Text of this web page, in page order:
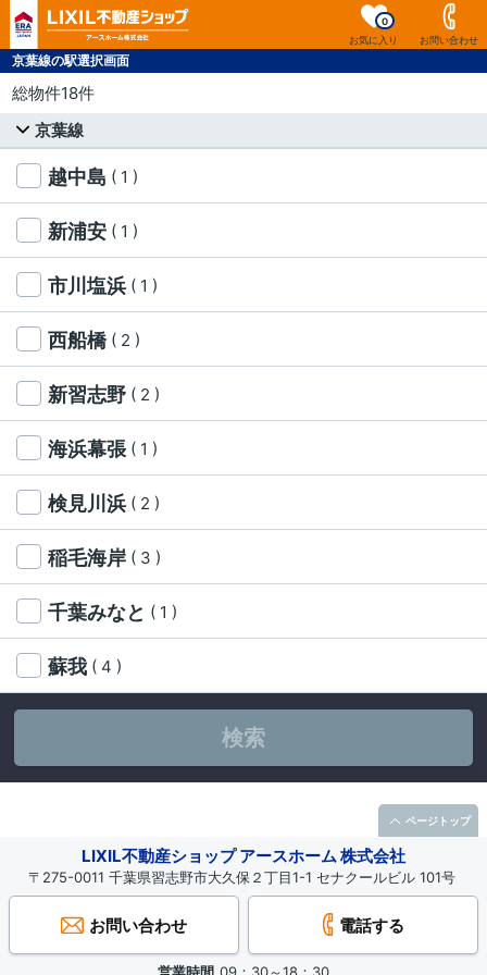
お気に入り
0
お問い合わせ
京葉線の駅選択画面
総物件18件
京葉線
越中島 ( 1 )
新浦安 ( 1 )
市川塩浜 ( 1 )
西船橋 ( 2 )
新習志野 ( 2 )
海浜幕張 ( 1 )
検見川浜 ( 2 )
稲毛海岸 ( 3 )
千葉みなと ( 1 )
蘇我 ( 4 )
検索
LIXIL不動産ショップ アースホーム 株式会社
〒275-0011 千葉県習志野市大久保２丁目1-1 セナクールビル 101号
お問い合わせ 電話する
ページトップ